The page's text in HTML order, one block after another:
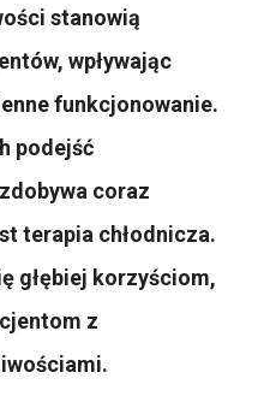
stanowią
wpływając
funkcjonowanie.
podejść
coraz
terapia chłodnicza.
głębiej korzyściom,
z